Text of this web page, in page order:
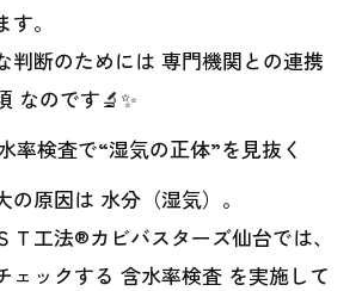
。
判断のためには 専門機関との連携
なのです🔬✨
率検査で“湿気の正体”を見抜く
の原因は 水分（湿気）。
Ｔ工法®カビバスターズ仙台では、
ェックする 含水率検査 を実施して